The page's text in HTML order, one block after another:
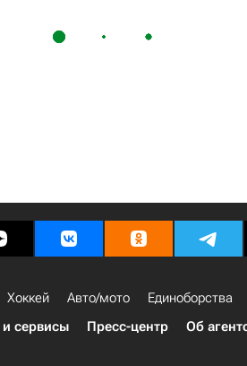
Хоккей Авто/мото Единоборства
сервисы Пресс-центр Об